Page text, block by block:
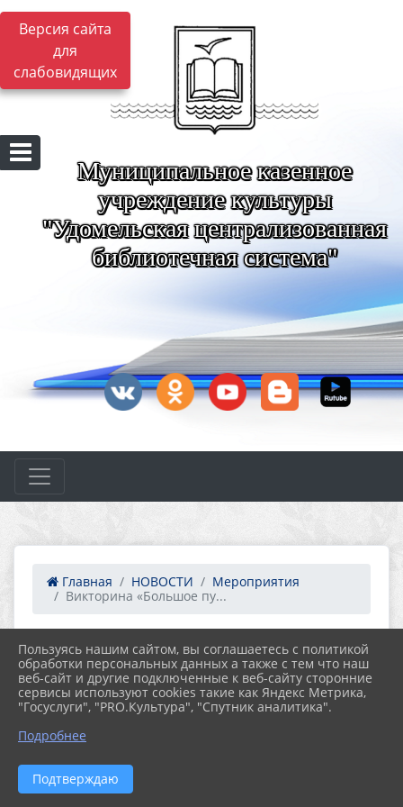
Версия сайта
для
слабовидящих
Муниципальное казенное
учреждение культуры
"Удомельская централизованная
библиотечная система"
Главная НОВОСТИ
Мероприятия
Викторина «Большое пу...
10.04.2026 12:07 11
ВИКТОРИНА «БОЛЬШОЕ ПУТЕШЕСТВИЕ В
МИР КОСМОНАВТИКИ»
Пользуясь нашим сайтом, вы соглашаетесь с политикой
обработки персональных данных а также с тем что наш
веб-сайт и другие подключенные к веб-сайту сторонние
сервисы используют cookies такие как Яндекс Метрика,
"Госуслуги", "PRO.Культура", "Спутник аналитика".
Подробнее
Подтверждаю